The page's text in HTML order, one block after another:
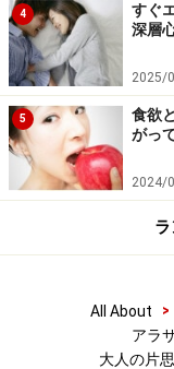
4
すぐ
深層
2025/
5
食欲
がっ
2024/
All About >
アラ
大人の片